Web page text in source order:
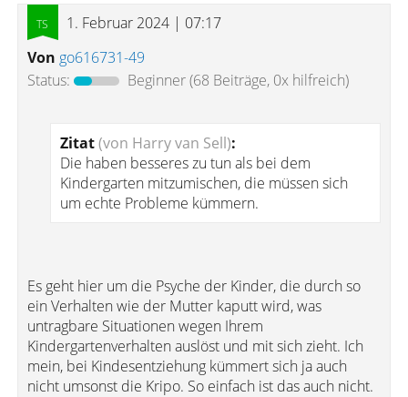
1. Februar 2024 | 07:17
Von go616731-49
Status:
Beginner(68 Beiträge, 0x hilfreich)
Zitat(von Harry van Sell):
Die haben besseres zu tun als bei dem
Kindergarten mitzumischen, die müssen sich
um echte Probleme kümmern.
Es geht hier um die Psyche der Kinder, die durch so
ein Verhalten wie der Mutter kaputt wird, was
untragbare Situationen wegen Ihrem
Kindergartenverhalten auslöst und mit sich zieht. Ich
mein, bei Kindesentziehung kümmert sich ja auch
nicht umsonst die Kripo. So einfach ist das auch nicht.